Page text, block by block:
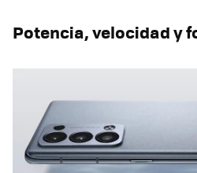
Potencia, velocidad y